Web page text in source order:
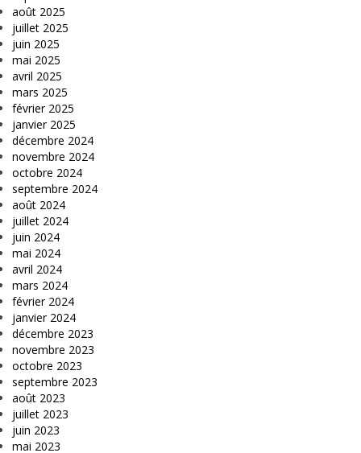
août 2025
juillet 2025
juin 2025
mai 2025
avril 2025
mars 2025
février 2025
janvier 2025
décembre 2024
novembre 2024
octobre 2024
septembre 2024
août 2024
juillet 2024
juin 2024
mai 2024
avril 2024
mars 2024
février 2024
janvier 2024
décembre 2023
novembre 2023
octobre 2023
septembre 2023
août 2023
juillet 2023
juin 2023
mai 2023